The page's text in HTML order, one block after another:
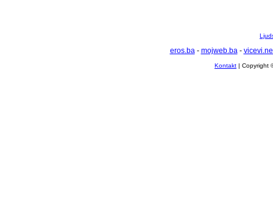
eros.ba- mojweb.ba-
Kontakt | Copyright